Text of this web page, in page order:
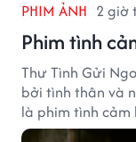
PHIM ẢNH 2 giờ
Phim tình
Thư Tình Gửi
bởi tình thân và
là phim tình cảm